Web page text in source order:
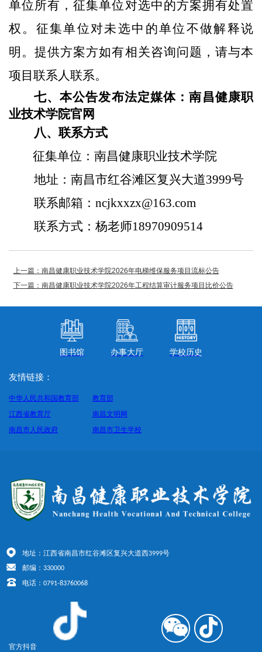
单位 所有，征集单位 对选中的方案拥有处置
权。 征集单位 对未选中的单位不做解释说
明。提供方案方如有相关咨询问题，请与本
项目联系人联系。
七、 本公告发布法定媒体：南昌健康职
业技术学院官网
八、联系方式
征集单位 ：南昌健康职业技术学院
地址： 南昌市红谷滩区复兴大道3999号
联系邮箱：ncjkxxzx@163.com
联系方式： 杨老师18970909514
上一篇：南昌健康职业技术学院2026年电梯维保服务项目流标公告
下一篇：南昌健康职业技术学院2026年工程结算审计服务项目比价公告
图书馆 办事大厅 学校历史
友情链接：
中华人民共和国教育部
教育部
江西省教育厅
南昌文明网
南昌市人民政府
南昌市卫生学校
地址：江西省南昌市红谷滩区复兴大道西3999号
邮编：330000
电话：0791-83760068
官方抖音